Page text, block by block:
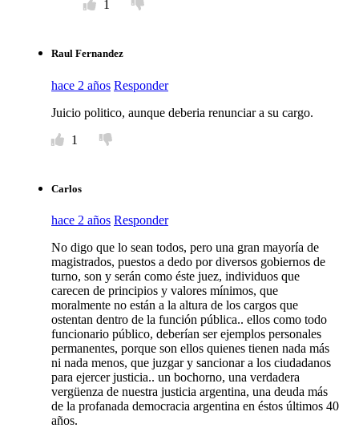
1
Raul Fernandez
hace 2 años Responder
Juicio politico, aunque deberia renunciar a su cargo.
1
Carlos
hace 2 años Responder
No digo que lo sean todos, pero una gran mayoría de
magistrados, puestos a dedo por diversos gobiernos de
turno, son y serán como éste juez, individuos que
carecen de principios y valores mínimos, que
moralmente no están a la altura de los cargos que
ostentan dentro de la función pública.. ellos como todo
funcionario público, deberían ser ejemplos personales
permanentes, porque son ellos quienes tienen nada más
ni nada menos, que juzgar y sancionar a los ciudadanos
para ejercer justicia.. un bochorno, una verdadera
vergüenza de nuestra justicia argentina, una deuda más
de la profanada democracia argentina en éstos últimos 40
años.